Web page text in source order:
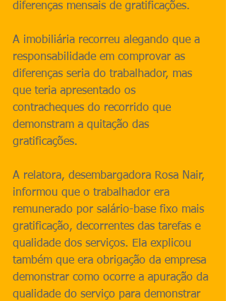
diferenças mensais de gratificações.
A imobiliária recorreu alegando que a
responsabilidade em comprovar as
diferenças seria do trabalhador, mas
que teria apresentado os
contracheques do recorrido que
demonstram a quitação das
gratificações.
A relatora, desembargadora Rosa Nair,
informou que o trabalhador era
remunerado por salário-base fixo mais
gratificação, decorrentes das tarefas e
qualidade dos serviços. Ela explicou
também que era obrigação da empresa
demonstrar como ocorre a apuração da
qualidade do serviço para demonstrar